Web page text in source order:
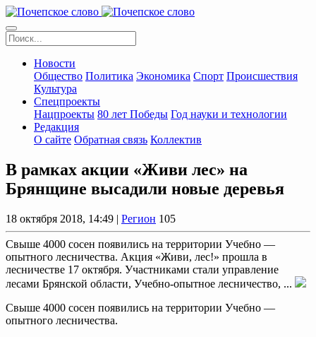
Новости
Общество Политика Экономика Спорт Происшествия
Культура
Спецпроекты
Нацпроекты 80 лет Победы Год науки и технологии
Редакция
О сайте Обратная связь Коллектив
В рамках акции «Живи лес» на
Брянщине высадили новые деревья
18 октября 2018, 14:49 | Регион 105
Свыше 4000 сосен появились на территории Учебно —
опытного лесничества. Акция «Живи, лес!» прошла в
лесничестве 17 октября. Участниками стали управление
лесами Брянской области, Учебно-опытное лесничество, ...
Свыше 4000 сосен появились на территории Учебно —
опытного лесничества.